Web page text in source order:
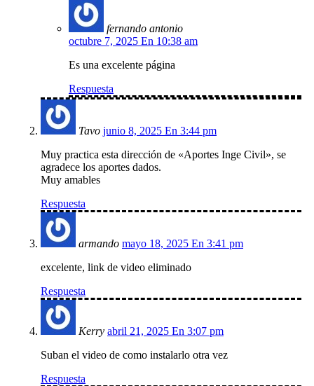
fernando antonio
octubre 7, 2025 En 10:38 am
Es una excelente página
Respuesta
Tavo junio 8, 2025 En 3:44 pm
Muy practica esta dirección de «Aportes Inge Civil», se
agradece los aportes dados.
Muy amables
Respuesta
armando mayo 18, 2025 En 3:41 pm
excelente, link de video eliminado
Respuesta
Kerry abril 21, 2025 En 3:07 pm
Suban el video de como instalarlo otra vez
Respuesta